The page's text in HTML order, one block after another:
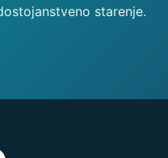
starenje.